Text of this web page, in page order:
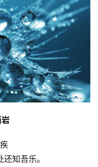
知吾乐。